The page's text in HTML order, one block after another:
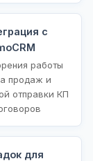
с
работы
продаж и
отправки КП
для